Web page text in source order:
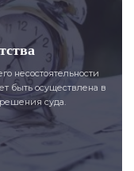
несостоятельности
быть осуществлена в
решения суда.